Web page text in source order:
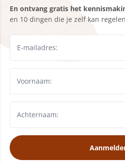
En ontvang gratis het
en 10 dingen die je zelf kan